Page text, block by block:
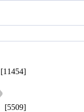
[11454]
[5509]